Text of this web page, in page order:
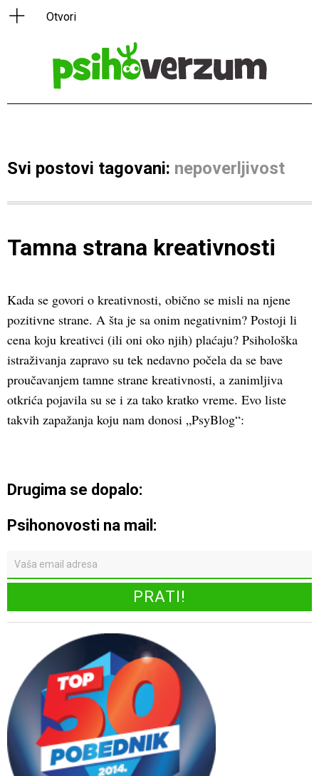
Svi postovi tagovani: nepoverljivost
Tamna strana kreativnosti
Kada se govori o kreativnosti, obično se misli na njene
pozitivne strane. A šta je sa onim negativnim? Postoji li
cena koju kreativci (ili oni oko njih) plaćaju? Psihološka
istraživanja zapravo su tek nedavno počela da se bave
proučavanjem tamne strane kreativnosti, a zanimljiva
otkrića pojavila su se i za tako kratko vreme. Evo liste
takvih zapažanja koju nam donosi „PsyBlog“:
Drugima se dopalo:
Psihonovosti na mail: